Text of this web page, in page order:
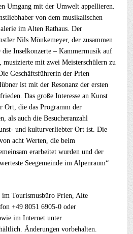
Umgang mit der Umwelt appellieren.
von dem musikalischen
im Alten Rathaus. Der
Nils Mönkemeyer, der zusammen
Inselkonzerte – Kammermusik auf
musizierte mit zwei Meisterschülern zu
Geschäftsführerin der Prien
ist mit der Resonanz der ersten
Das große Interesse an Kunst
Ort, die das Programm der
als auch die Besucheranzahl
und kulturverliebter Ort ist. Die
acht Werten, die beim
erarbeitet wurden und der
Seegemeinde im Alpenraum“
Tourismusbüro Prien, Alte
+49 8051 6905-0 oder
im Internet unter
Änderungen vorbehalten.